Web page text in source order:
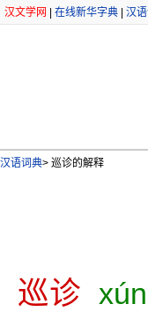
汉文学网 在线新华字典 汉
汉语词典> 巡诊的解释
巡诊